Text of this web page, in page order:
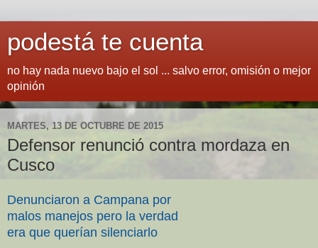
podestá te cuenta
no hay nada nuevo bajo el sol ... salvo error, omisión o mejor
opinión
MARTES, 13 DE OCTUBRE DE 2015
Defensor renunció contra mordaza en
Cusco
Denunciaron a Campana por
malos manejos pero la verdad
era que querían silenciarlo